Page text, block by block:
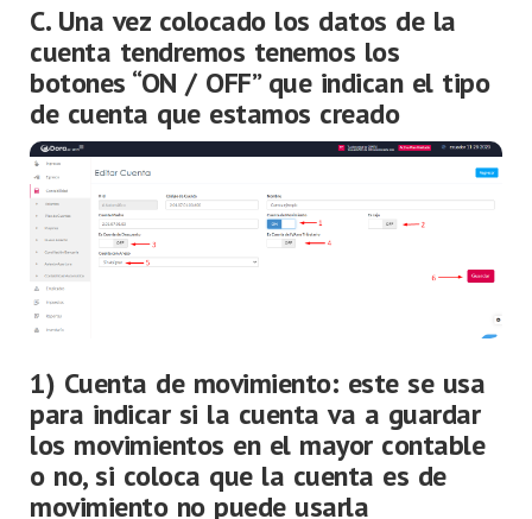
C. Una vez colocado los datos de la
cuenta tendremos tenemos los
botones “ON / OFF” que indican el tipo
de cuenta que estamos creado
1) Cuenta de movimiento: este se usa
para indicar si la cuenta va a guardar
los movimientos en el mayor contable
o no, si coloca que la cuenta es de
movimiento no puede usarla